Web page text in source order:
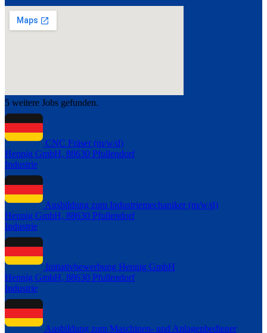
5 weitere Jobs gefunden.
CNC Fräser (m/w/d)
Hennig GmbH, 88630 Pfullendorf
Industrie
Ausbildung zum Industriemechaniker (m/w/d)
Hennig GmbH, 88630 Pfullendorf
Industrie
Initiativbewerbung Hennig GmbH
Hennig GmbH, 88630 Pfullendorf
Industrie
Ausbildung zum Maschinen- und Anlagenbediener